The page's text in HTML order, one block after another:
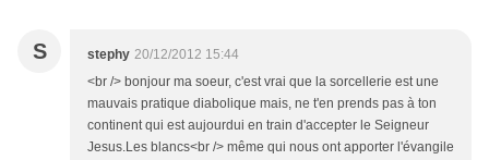
S stephy 20/12/2012 15:44
<br /> bonjour ma soeur, c'est vrai que la sorcellerie est une
mauvais pratique diabolique mais, ne t'en prends pas à ton
continent qui est aujourdui en train d'accepter le Seigneur
Jesus.Les blancs<br /> même qui nous ont apporter l'évangile